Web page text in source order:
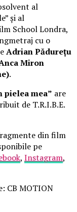
al
și al
School Londra,
cu o
Adrian Pădurețu
Miron
.
pielea mea” are
de T.R.I.B.E.
din film
pe
, Instagram,
CB MOTION